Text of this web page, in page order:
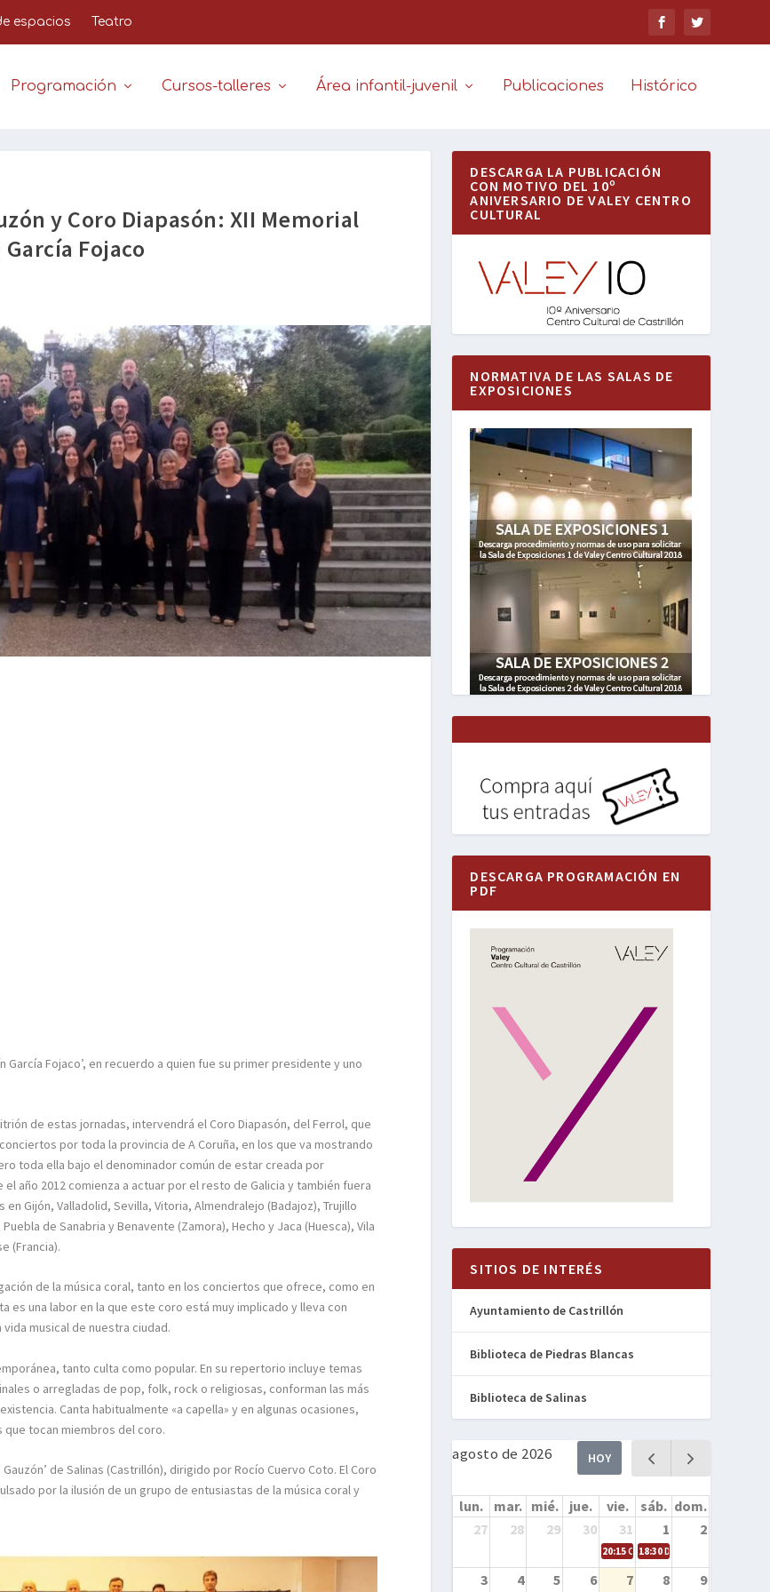
espacios Teatro
Programación Cursos-talleres Área infantil-juvenil Publicaciones Histórico
y Coro Diapasón: XII Memorial
Fojaco
García Fojaco’, en recuerdo a quien fue su primer presidente y uno
de estas jornadas, intervendrá el Coro Diapasón, del Ferrol, que
por toda la provincia de A Coruña, en los que va mostrando
toda ella bajo el denominador común de estar creada por
año 2012 comienza a actuar por el resto de Galicia y también fuera
Gijón, Valladolid, Sevilla, Vitoria, Almendralejo (Badajoz), Trujillo
de Sanabria y Benavente (Zamora), Hecho y Jaca (Huesca), Vila
(Francia).
de la música coral, tanto en los conciertos que ofrece, como en
es una labor en la que este coro está muy implicado y lleva con
musical de nuestra ciudad.
tanto culta como popular. En su repertorio incluye temas
o arregladas de pop, folk, rock o religiosas, conforman las más
Canta habitualmente «a capella» y en algunas ocasiones,
tocan miembros del coro.
de Salinas (Castrillón), dirigido por Rocío Cuervo Coto. El Coro
por la ilusión de un grupo de entusiastas de la música coral y
DESCARGA LA PUBLICACIÓN
CON MOTIVO DEL 10º
ANIVERSARIO DE VALEY CENTRO
CULTURAL
NORMATIVA DE LAS SALAS DE
EXPOSICIONES
DESCARGA PROGRAMACIÓN EN
PDF
SITIOS DE INTERÉS
Ayuntamiento de Castrillón
Biblioteca de Piedras Blancas
Biblioteca de Salinas
agosto de 2026 HOY
lun. mar. mié. jue. vie. sáb. dom.
27
28 29 30 31 1 2
20:15Cine en la calle – Cómo
18:30Danza – Cita en el
3 4 5 6 7 8 9